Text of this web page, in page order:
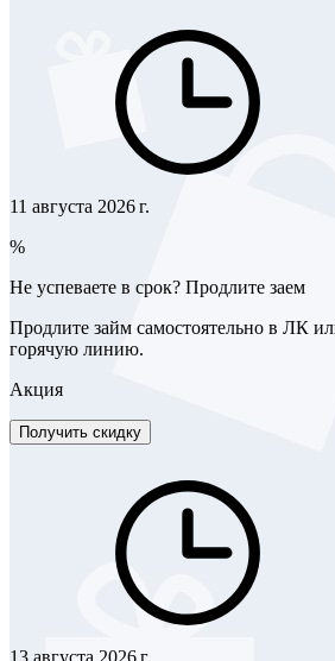
11 августа 2026 г.
%
Не успеваете в срок? Продлите заем
Продлите займ самостоятельно в ЛК
горячую линию.
Акция
Получить скидку
13 августа 2026 г.